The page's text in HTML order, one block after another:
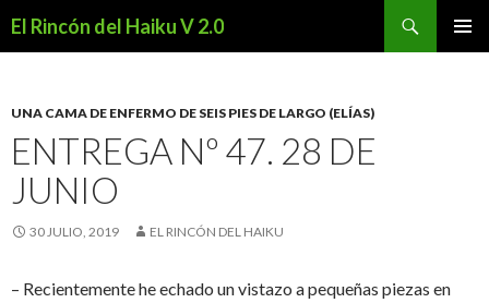
El Rincón del Haiku V 2.0
UNA CAMA DE ENFERMO DE SEIS PIES DE LARGO (ELÍAS)
ENTREGA Nº 47. 28 DE
JUNIO
30 JULIO, 2019 EL RINCÓN DEL HAIKU
– Recientemente he echado un vistazo a pequeñas piezas en